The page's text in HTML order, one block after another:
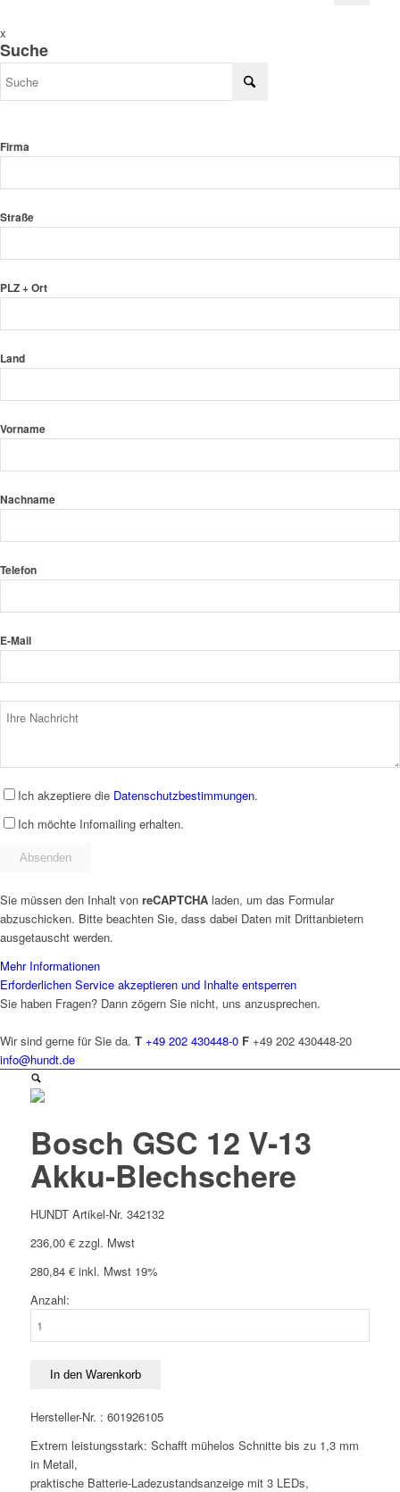
x
Suche
Firma
Straße
PLZ + Ort
Land
Vorname
Nachname
Telefon
E-Mail
Ich akzeptiere die Datenschutzbestimmungen.
Ich möchte Infomailing erhalten.
Sie müssen den Inhalt von reCAPTCHA laden, um das Formular
abzuschicken. Bitte beachten Sie, dass dabei Daten mit Drittanbietern
ausgetauscht werden.
Mehr Informationen
Erforderlichen Service akzeptieren und Inhalte entsperren
Sie haben Fragen? Dann zögern Sie nicht, uns anzusprechen.
Wir sind gerne für Sie da. T +49 202 430448-0 F +49 202 430448-20
info@hundt.de
Bosch GSC 12 V-13
Akku-Blechschere
HUNDT Artikel-Nr. 342132
236,00 €zzgl. Mwst
280,84 €inkl. Mwst 19%
Anzahl:
Akku-
Menge
In den Warenkorb
Hersteller-Nr. : 601926105
Extrem leistungsstark: Schafft mühelos Schnitte bis zu 1,3 mm
in Metall,
praktische Batterie-Ladezustandsanzeige mit 3 LEDs,